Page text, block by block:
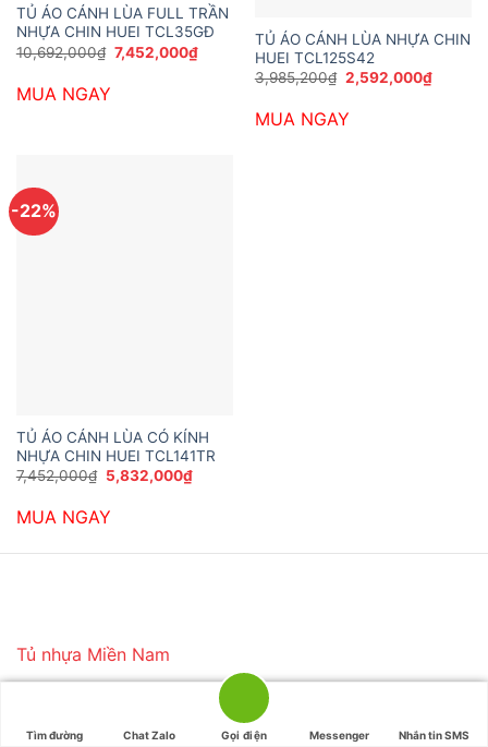
TỦ ÁO CÁNH LÙA FULL TRẦN
NHỰA CHIN HUEI TCL35GĐ
10,692,000₫ Giá
gốc
7,452,000₫Giá
hiện
MUA NGAY
TỦ ÁO CÁNH LÙA NHỰA CHIN
HUEI TCL125S42
3,985,200₫ Giá
gốc
3,985,200₫.
2,592,000₫Giá
hiện
MUA NGAY
-22%
TỦ ÁO CÁNH LÙA CÓ KÍNH
NHỰA CHIN HUEI TCL141TR
7,452,000₫ Giá
gốc
7,452,000₫.
5,832,000₫Giá
hiện
MUA NGAY
Tủ nhựa Miền Nam
Địa chỉ :43A Đường 379, Phường Tăng Nhơn Phú A,
Tìm đường Chat Zalo Gọi điện Messenger Nhắn tin SMS